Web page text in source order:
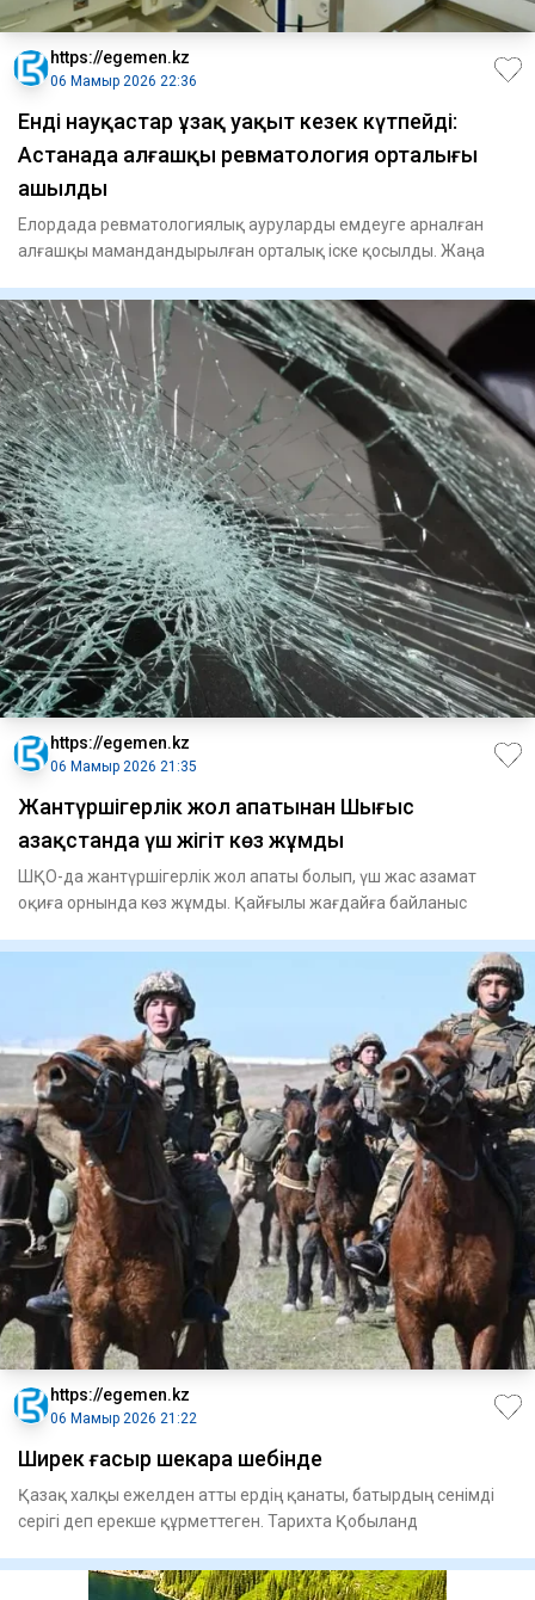
https://egemen.kz
06 Мамыр 2026 22:36
Енді науқастар ұзақ уақыт кезек күтпейді:
Астанада алғашқы ревматология орталығы
ашылды
Елордада ревматологиялық ауруларды емдеуге арналған
алғашқы мамандандырылған орталық іске қосылды. Жаңа
https://egemen.kz
06 Мамыр 2026 21:35
Жантүршігерлік жол апатынан Шығыс
Қазақстанда үш жігіт көз жұмды
ШҚО-да жантүршігерлік жол апаты болып, үш жас азамат
оқиға орнында көз жұмды. Қайғылы жағдайға байланыс
https://egemen.kz
06 Мамыр 2026 21:22
Ширек ғасыр шекара шебінде
Қазақ халқы ежелден атты ердің қанаты, батырдың сенімді
серігі деп ерекше құрметтеген. Тарихта Қобыланд